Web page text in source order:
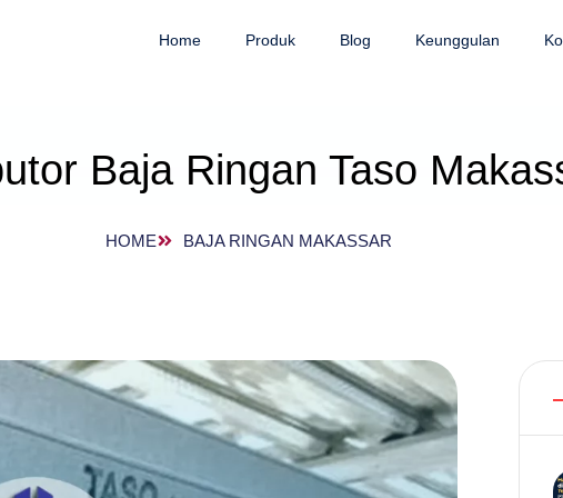
Home Produk Blog Keunggulan
Baja Ringan Taso
HOME BAJA RINGAN MAKASSAR